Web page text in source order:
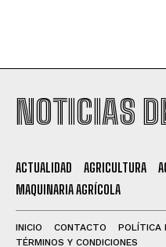
Suscribite al
Leí y acepto laPolítica de
NOTICIAS
ACTUALIDAD AGRICULTURA
MAQUINARIA AGRÍCOLA
INICIO CONTACTO
POLÍTICA
TÉRMINOS Y CONDICIONES